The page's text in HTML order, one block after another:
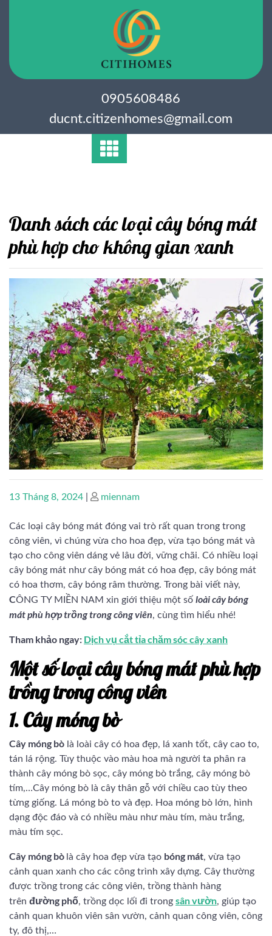
0905608486
ducnt.citizenhomes@gmail.com
Danh sách các loại cây bóng mát
phù hợp cho không gian xanh
Posted
13 Tháng 8, 2024
Posted
miennam
Các loại cây bóng mát đóng vai trò rất quan trong trong
công viên, vì chúng vừa cho hoa đẹp, vừa tạo bóng mát và
tạo cho công viên dáng vẻ lâu đời, vững chãi. Có nhiều loại
cây bóng mát như cây bóng mát có hoa đẹp, cây bóng mát
có hoa thơm, cây bóng râm thường. Trong bài viết này,
CÔNG TY MIỀN NAM xin giới thiệu một số loài cây bóng
mát phù hợp trồng trong công viên, cùng tìm hiểu nhé!
Tham khảo ngay: Dịch vụ cắt tỉa chăm sóc cây xanh
Một số loại cây bóng mát phù hợp
trồng trong công viên
1. Cây móng bò
Cây móng bò là loài cây có hoa đẹp, lá xanh tốt, cây cao to,
tán lá rộng. Tùy thuộc vào màu hoa mà người ta phân ra
thành cây móng bò sọc, cây móng bò trắng, cây móng bò
tím,…Cây móng bò là cây thân gỗ với chiều cao tùy theo
từng giống. Lá móng bò to và đẹp. Hoa móng bò lớn, hình
dạng độc đáo và có nhiều màu như màu tím, màu trắng,
màu tím sọc.
Cây móng bò là cây hoa đẹp vừa tạo bóng mát, vừa tạo
cảnh quan xanh cho các công trình xây dựng. Cây thường
được trồng trong các công viên, trồng thành hàng
trên đường phố, trồng dọc lối đi trong sân vườn, giúp tạo
cảnh quan khuôn viên sân vườn, cảnh quan công viên, công
ty, đô thị,…